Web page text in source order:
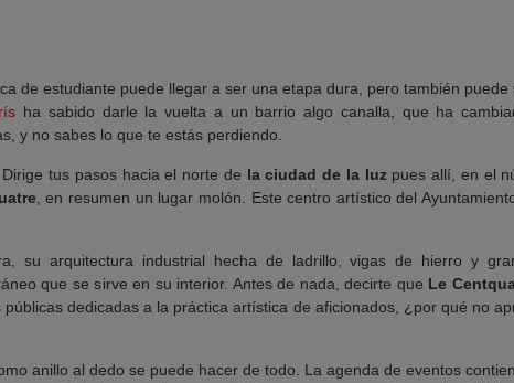
de estudiante puede llegar a ser una etapa dura, pero también puede
ha sabido darle la vuelta a un barrio algo canalla, que ha
y no sabes lo que te estás perdiendo.
tus pasos hacia el norte de la ciudad de la luz pues allí, en el
, en resumen un lugar molón. Este centro artístico del
su arquitectura industrial hecha de ladrillo, vigas de hierro y
que se sirve en su interior. Antes de nada, decirte que Le
dedicadas a la práctica artística de aficionados, ¿por qué no
anillo al dedo se puede hacer de todo. La agenda de eventos